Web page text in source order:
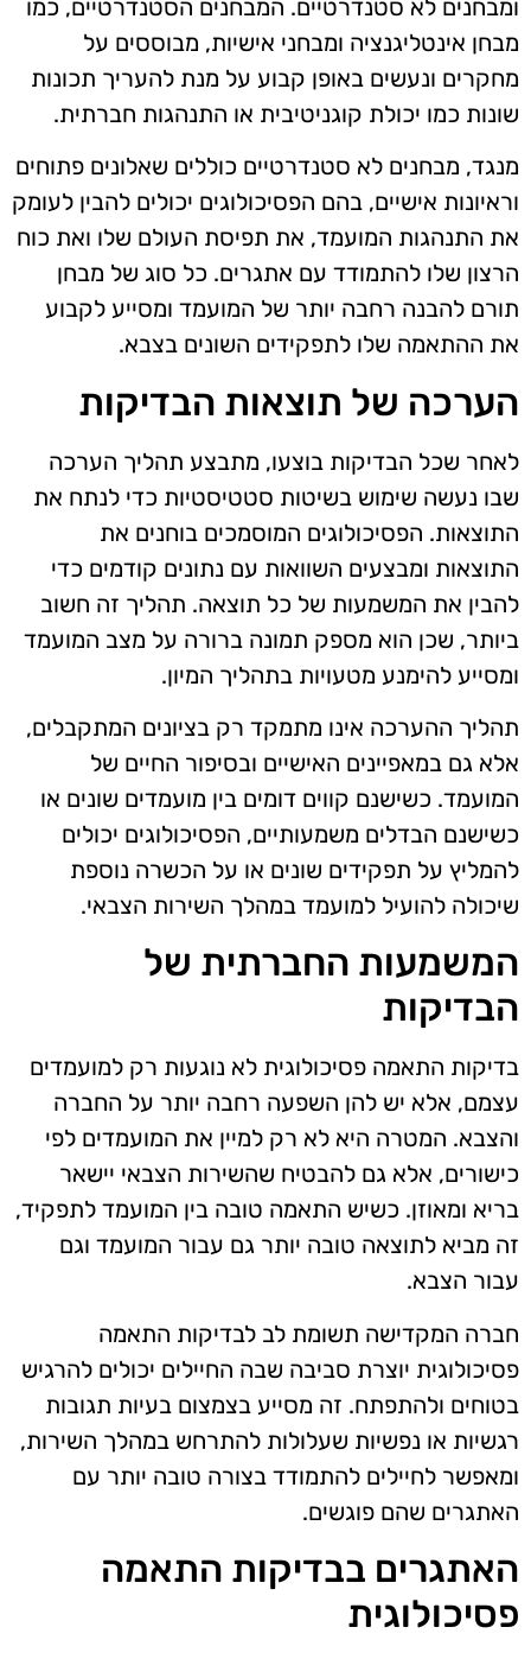
ומבחנים לא סטנדרטיים. המבחנים הסטנדרטיים, כמו
מבחן אינטליגנציה ומבחני אישיות, מבוססים על
מחקרים ונעשים באופן קבוע על מנת להעריך תכונות
שונות כמו יכולת קוגניטיבית או התנהגות חברתית.
מנגד, מבחנים לא סטנדרטיים כוללים שאלונים פתוחים
וראיונות אישיים, בהם הפסיכולוגים יכולים להבין לעומק
את התנהגות המועמד, את תפיסת העולם שלו ואת כוח
הרצון שלו להתמודד עם אתגרים. כל סוג של מבחן
תורם להבנה רחבה יותר של המועמד ומסייע לקבוע
את ההתאמה שלו לתפקידים השונים בצבא.
הערכה של תוצאות הבדיקות
לאחר שכל הבדיקות בוצעו, מתבצע תהליך הערכה
שבו נעשה שימוש בשיטות סטטיסטיות כדי לנתח את
התוצאות. הפסיכולוגים המוסמכים בוחנים את
התוצאות ומבצעים השוואות עם נתונים קודמים כדי
להבין את המשמעות של כל תוצאה. תהליך זה חשוב
ביותר, שכן הוא מספק תמונה ברורה על מצב המועמד
ומסייע להימנע מטעויות בתהליך המיון.
תהליך ההערכה אינו מתמקד רק בציונים המתקבלים,
אלא גם במאפיינים האישיים ובסיפור החיים של
המועמד. כשישנם קווים דומים בין מועמדים שונים או
כשישנם הבדלים משמעותיים, הפסיכולוגים יכולים
להמליץ על תפקידים שונים או על הכשרה נוספת
שיכולה להועיל למועמד במהלך השירות הצבאי.
המשמעות החברתית של
הבדיקות
בדיקות התאמה פסיכולוגית לא נוגעות רק למועמדים
עצמם, אלא יש להן השפעה רחבה יותר על החברה
והצבא. המטרה היא לא רק למיין את המועמדים לפי
כישורים, אלא גם להבטיח שהשירות הצבאי יישאר
בריא ומאוזן. כשיש התאמה טובה בין המועמד לתפקיד,
זה מביא לתוצאה טובה יותר גם עבור המועמד וגם
עבור הצבא.
חברה המקדישה תשומת לב לבדיקות התאמה
פסיכולוגית יוצרת סביבה שבה החיילים יכולים להרגיש
בטוחים ולהתפתח. זה מסייע בצמצום בעיות תגובות
רגשיות או נפשיות שעלולות להתרחש במהלך השירות,
ומאפשר לחיילים להתמודד בצורה טובה יותר עם
האתגרים שהם פוגשים.
האתגרים בבדיקות התאמה
פסיכולוגית